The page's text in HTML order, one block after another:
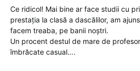
Ce ridicol! Mai bine ar face studii cu
prestația la clasă a dascălilor, am
facem treaba, pe banii noștri.
Un procent destul de mare de
îmbrăcate casual….